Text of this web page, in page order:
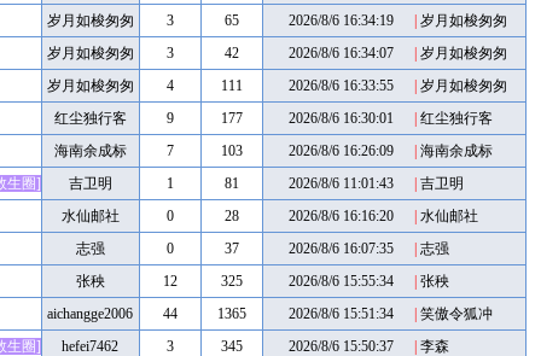
岁月如梭匆匆
3 65 2026/8/6 16:34:19
岁月如梭匆匆
岁月如梭匆匆
3 42 2026/8/6 16:34:07
岁月如梭匆匆
岁月如梭匆匆
4 111 2026/8/6 16:33:55
岁月如梭匆匆
红尘独行客
9 177 2026/8/6 16:30:01
红尘独行客
海南余成标
7 103 2026/8/6 16:26:09
海南余成标
吉卫明
1 81 2026/8/6 11:01:43 吉卫明
生圈]
水仙邮社
0 28 2026/8/6 16:16:20
水仙邮社
志强
0 37 2026/8/6 16:07:35
志强
张秧
12 325 2026/8/6 15:55:34
张秧
aichangge2006
44 1365 2026/8/6 15:51:34
笑傲令狐冲
hefei7462
3 345 2026/8/6 15:50:37 李森
生圈]